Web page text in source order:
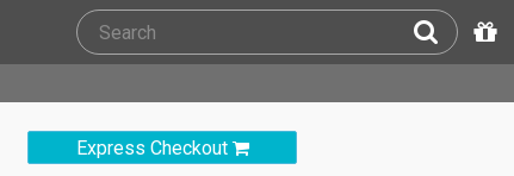
Express Checkout